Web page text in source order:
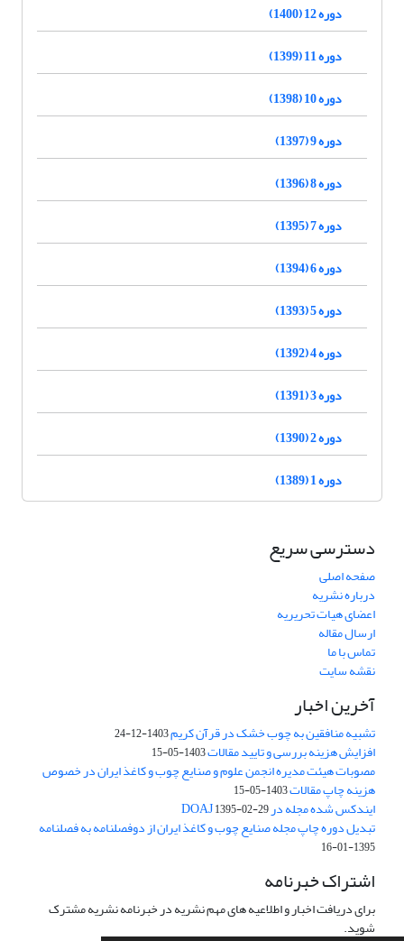
دوره 12 (1400)
دوره 11 (1399)
دوره 10 (1398)
دوره 9 (1397)
دوره 8 (1396)
دوره 7 (1395)
دوره 6 (1394)
دوره 5 (1393)
دوره 4 (1392)
دوره 3 (1391)
دوره 2 (1390)
دوره 1 (1389)
دسترسی سریع
صفحه اصلی
درباره نشریه
اعضای هیات تحریریه
ارسال مقاله
تماس با ما
نقشه سایت
آخرین اخبار
تشبیه منافقین به چوب خشک در قرآن کریم1403-12-24
افزایش هزینه بررسی و تایید مقالات1403-05-15
مصوبات هیئت مدیره انجمن علوم و صنایع چوب و کاغذ ایران در خصوص
هزینه چاپ مقالات1403-05-15
ایندکس شده مجله در DOAJ1395-02-29
تبدیل دوره چاپ مجله صنایع چوب و کاغذ ایران از دوفصلنامه به فصلنامه
1395-01-16
اشتراک خبرنامه
برای دریافت اخبار و اطلاعیه های مهم نشریه در خبرنامه نشریه مشترک
شوید.